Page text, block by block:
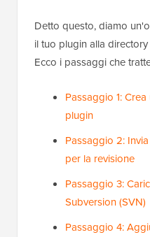
Detto questo, diamo
il tuo plugin alla
Ecco i passaggi che
Passaggio 1:
plugin
Passaggio 2:
per la revisione
Passaggio 3:
Subversion (SVN)
Passaggio 4: